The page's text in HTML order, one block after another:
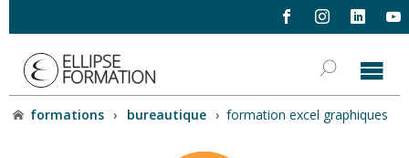
formations › bureautique › formation excel graphiques